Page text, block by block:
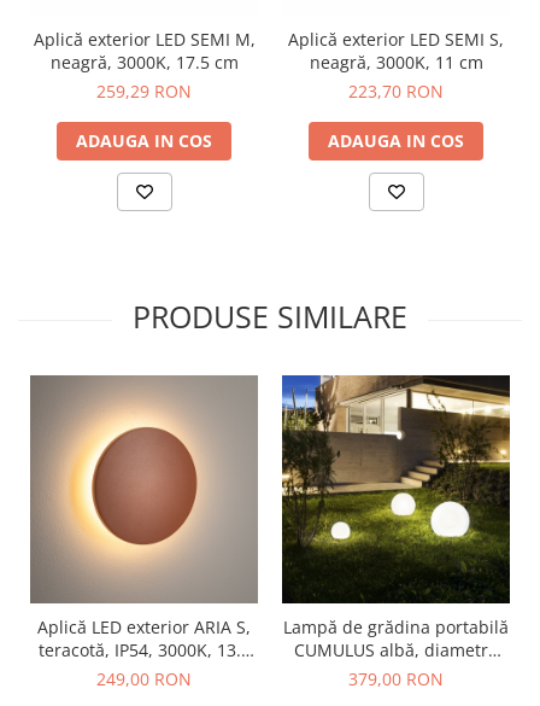
Aplică exterior LED SEMI M,
neagră, 3000K, 17.5 cm
259,29 RON
ADAUGA IN COS
Aplică exterior LED SEMI S,
neagră, 3000K, 11 cm
223,70 RON
ADAUGA IN COS
PRODUSE SIMILARE
Aplică LED exterior ARIA S,
teracotă, IP54, 3000K, 13.5
cm
249,00 RON
Lampă de grădina portabilă
CUMULUS albă, diametru
30 cm
379,00 RON